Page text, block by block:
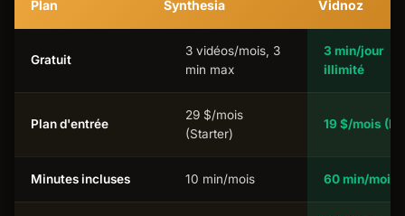
Plan Synthesia Vidnoz
Gratuit
3 vidéos/mois, 3
min max
3 min/jour
illimité
Plan d'entrée
29 $/mois
(Starter)
19 $/mois
Minutes incluses 10 min/mois 60 min/mois